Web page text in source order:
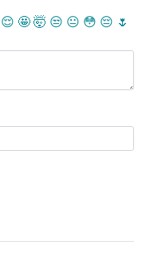
😌 🤩🤯 😒 😐 😳 😔 🌷